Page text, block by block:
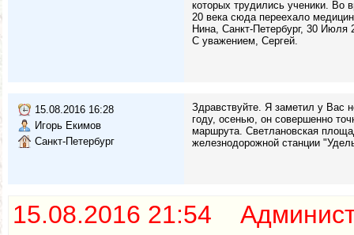
которых трудились ученики. Во
20 века сюда переехало
Нина, Санкт-Петербург, 30 Июля
С уважением, Сергей.
15.08.2016 16:28
Игорь Екимов
Санкт-Петербург
Здравствуйте. Я заметил у Вас
году, осенью, он совершенно
маршрута. Светлановская
железнодорожной станции
15.08.2016 21:54